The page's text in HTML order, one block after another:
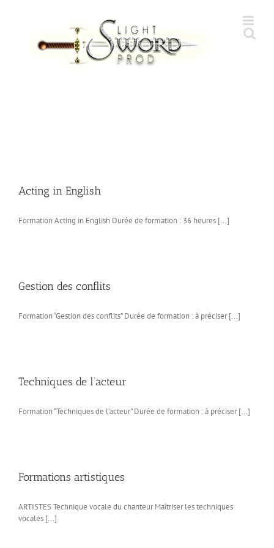
Acting in English
Formation Acting in English Durée de formation : 36 heures [...]
Gestion des conflits
Formation “Gestion des conflits” Durée de formation : à préciser [...]
Techniques de l’acteur
Formation “Techniques de l’acteur” Durée de formation : à préciser [...]
Formations artistiques
ARTISTES Technique vocale du chanteur Maîtriser les techniques
vocales [...]